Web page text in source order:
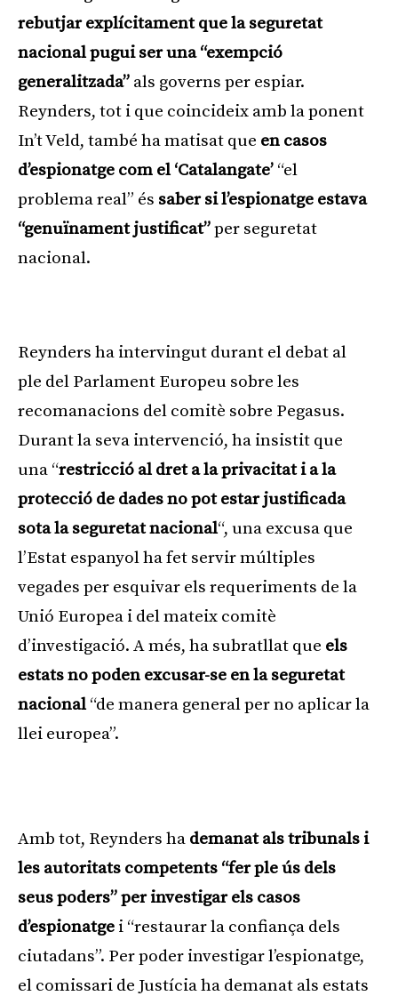
rebutjar explícitament que la seguretat
nacional pugui ser una “exempció
generalitzada” als governs per espiar.
Reynders, tot i que coincideix amb la ponent
In’t Veld, també ha matisat que en casos
d’espionatge com el ‘Catalangate’ “el
problema real” és saber si l’espionatge estava
“genuïnament justificat”per seguretat
nacional.
Reynders ha intervingut durant el debat al
ple del Parlament Europeu sobre les
recomanacions del comitè sobre Pegasus.
Durant la seva intervenció, ha insistit que
una “restricció al dret a la privacitat i a la
protecció de dades no pot estar justificada
sota la seguretat nacional“, una excusa que
l’Estat espanyol ha fet servir múltiples
vegades per esquivar els requeriments de la
Unió Europea i del mateix comitè
d’investigació. A més, ha subratllat que els
estats no poden excusar-se en la seguretat
nacional“de manera general per no aplicar la
llei europea”.
Amb tot, Reynders ha demanat als tribunals i
les autoritats competents “fer ple ús dels
seus poders” per investigar els casos
d’espionatge i “restaurar la confiança dels
ciutadans”. Per poder investigar l’espionatge,
el comissari de Justícia ha demanat als estats